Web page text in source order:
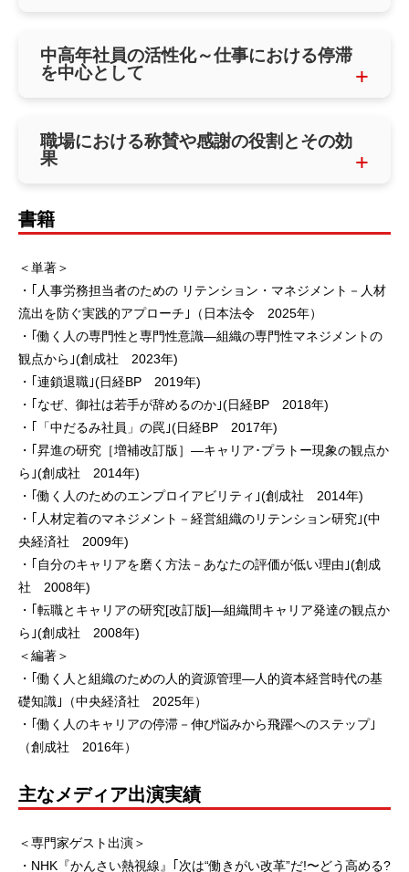
中高年社員の活性化～仕事における停滞
を中心として
職場における称賛や感謝の役割とその効
果
書籍
＜単著＞
・｢人事労務担当者のための リテンション・マネジメント－人材
流出を防ぐ実践的アプローチ｣（日本法令 2025年）
・｢働く人の専門性と専門性意識―組織の専門性マネジメントの
観点から｣(創成社 2023年)
・｢連鎖退職｣(日経BP 2019年)
・｢なぜ、御社は若手が辞めるのか｣(日経BP 2018年)
・｢「中だるみ社員」の罠｣(日経BP 2017年)
・｢昇進の研究［増補改訂版］―キャリア･プラトー現象の観点か
ら｣(創成社 2014年)
・｢働く人のためのエンプロイアビリティ｣(創成社 2014年)
・｢人材定着のマネジメント－経営組織のリテンション研究｣(中
央経済社 2009年)
・｢自分のキャリアを磨く方法－あなたの評価が低い理由｣(創成
社 2008年)
・｢転職とキャリアの研究[改訂版]―組織間キャリア発達の観点か
ら｣(創成社 2008年)
＜編著＞
・｢働く人と組織のための人的資源管理―人的資本経営時代の基
礎知識｣（中央経済社 2025年）
・｢働く人のキャリアの停滞－伸び悩みから飛躍へのステップ｣
（創成社 2016年）
主なメディア出演実績
＜専門家ゲスト出演＞
・NHK『かんさい熱視線』｢次は“働きがい改革”だ!〜どう高める?